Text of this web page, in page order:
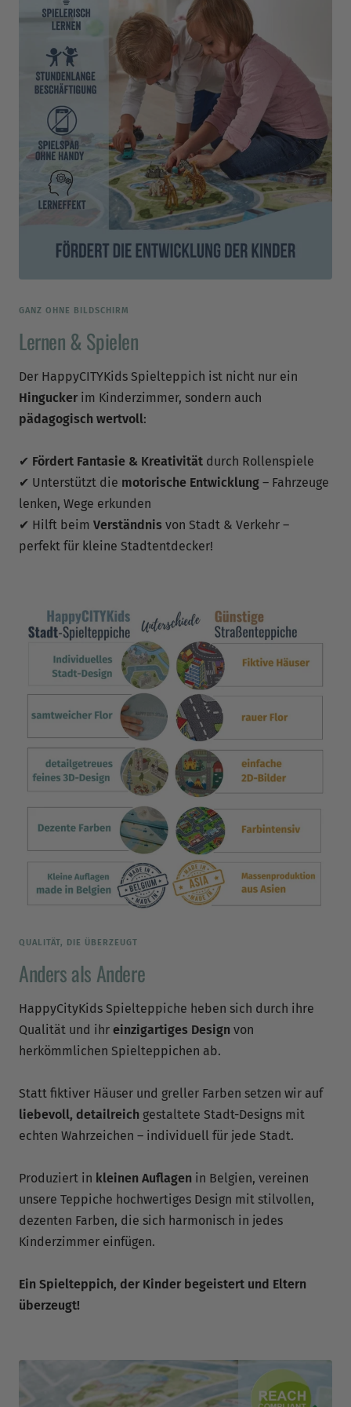
GANZ OHNE BILDSCHIRM
Lernen & Spielen
Der HappyCITYKids Spielteppich ist nicht nur ein
Hingucker im Kinderzimmer, sondern auch
pädagogisch wertvoll:
✔ Fördert Fantasie & Kreativität durch Rollenspiele
✔ Unterstützt die motorische Entwicklung – Fahrzeuge
lenken, Wege erkunden
✔ Hilft beim Verständnis von Stadt & Verkehr –
perfekt für kleine Stadtentdecker!
QUALITÄT, DIE ÜBERZEUGT
Anders als Andere
HappyCityKids Spielteppiche heben sich durch ihre
Qualität und ihr einzigartiges Design von
herkömmlichen Spielteppichen ab.
Statt fiktiver Häuser und greller Farben setzen wir auf
liebevoll, detailreich gestaltete Stadt-Designs mit
echten Wahrzeichen – individuell für jede Stadt.
Produziert in kleinen Auflagen in Belgien, vereinen
unsere Teppiche hochwertiges Design mit stilvollen,
dezenten Farben, die sich harmonisch in jedes
Kinderzimmer einfügen.
Ein Spielteppich, der Kinder begeistert und Eltern
überzeugt!